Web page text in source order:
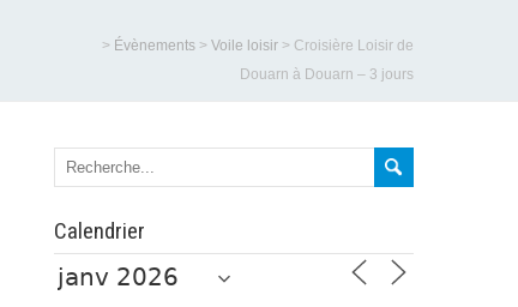
> Évènements > Voile loisir > Croisière Loisir de
Douarn à Douarn – 3 jours
Calendrier